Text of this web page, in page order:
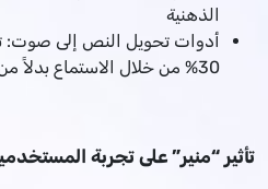
الذهنية
أدوات تحويل النص إلى صوت:
30% من خلال الاستماع بدلاً من القراءة.
تأثير “منير” على تجربة